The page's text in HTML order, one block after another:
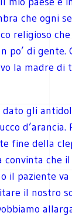
che ogni
religioso
po’ di gente.
la madre
dato gli
fine della
convinta che
il paziente va
il nostro